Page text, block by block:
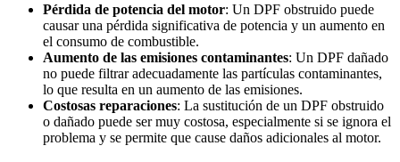
Pérdida de potencia del motor: Un DPF obstruido puede
causar una pérdida significativa de potencia y un aumento en
el consumo de combustible.
Aumento de las emisiones contaminantes: Un DPF dañado
no puede filtrar adecuadamente las partículas contaminantes,
lo que resulta en un aumento de las emisiones.
Costosas reparaciones: La sustitución de un DPF obstruido
o dañado puede ser muy costosa, especialmente si se ignora el
problema y se permite que cause daños adicionales al motor.